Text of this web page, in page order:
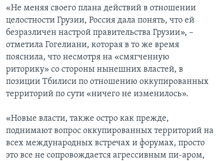
«Не меняя своего плана действий в отношении
целостности Грузии, Россия дала понять, что ей
безразличен настрой правительства Грузии», –
отметила Гогелиани, которая в то же время
пояснила, что несмотря на «смягченную
риторику» со стороны нынешних властей, в
позиции Тбилиси по отношению оккупированных
территорий по сути «ничего не изменилось».
«Новые власти, также остро как прежде,
поднимают вопрос оккупированных территорий на
всех международных встречах и форумах, просто
это все не сопровождается агрессивным пи-аром,